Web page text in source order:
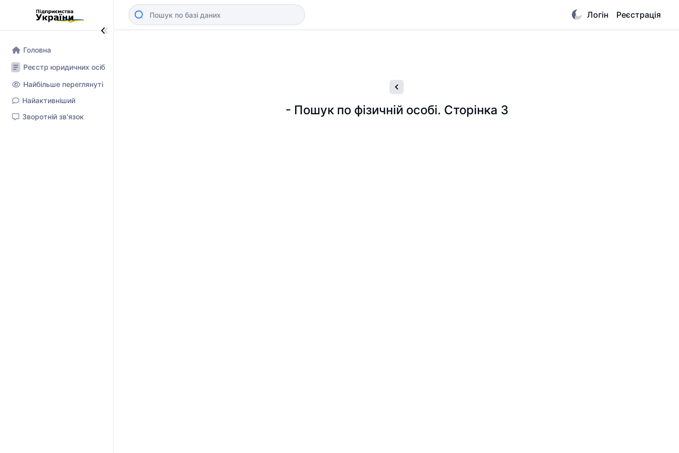
Головна
Реєстр юридичних осіб
Найбільше переглянуті
Найактивніший
Зворотній зв'язок
Логін Реєстрація
- Пошук по фізичній особі. Сторінка 3